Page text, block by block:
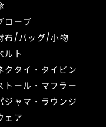
ローブ
布/バッグ/小物
ルト
クタイ・タイピン
トール・マフラー
ジャマ・ラウンジ
ェア